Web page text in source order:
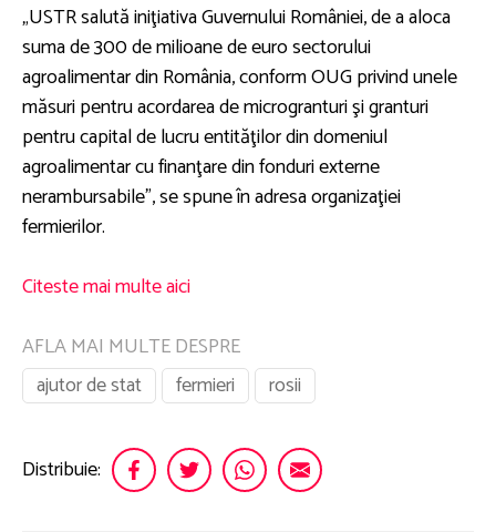
„USTR salută iniţiativa Guvernului României, de a aloca
suma de 300 de milioane de euro sectorului
agroalimentar din România, conform OUG privind unele
măsuri pentru acordarea de microgranturi şi granturi
pentru capital de lucru entităţilor din domeniul
agroalimentar cu finanţare din fonduri externe
nerambursabile”, se spune în adresa organizaţiei
fermierilor.
Citeste mai multe aici
AFLA MAI MULTE DESPRE
ajutor de stat
fermieri rosii
Distribuie: